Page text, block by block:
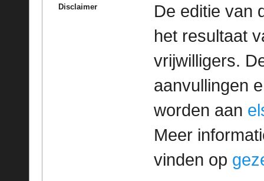
Disclaimer
De editie van
het resultaat
vrijwilligers.
aanvullingen
worden aan
Meer
vinden op